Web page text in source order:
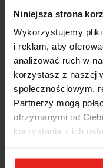
Niniejsza strona
Wykorzystujemy
i reklam, aby
analizować ruch w
korzystasz z naszej
społecznościowym,
Partnerzy mogą
otrzymanymi od
korzystania z ich